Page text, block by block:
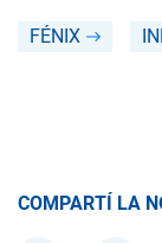
FÉNIX
COMPARTÍ LA